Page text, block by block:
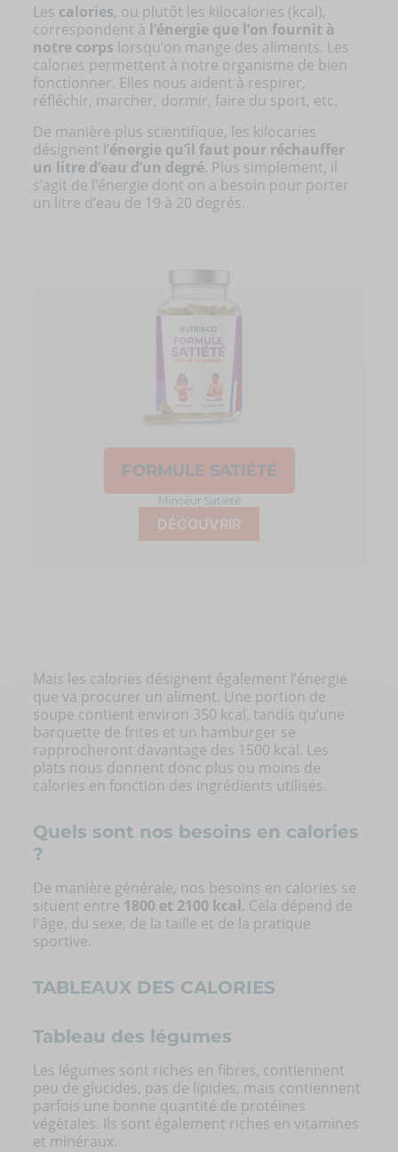
Les calories, ou plutôt les kilocalories (kcal),
correspondent à l’énergie que l’on fournit à
notre corps lorsqu’on mange des aliments. Les
calories permettent à notre organisme de bien
fonctionner. Elles nous aident à respirer,
réfléchir, marcher, dormir, faire du sport, etc.
De manière plus scientifique, les kilocaries
désignent l’énergie qu’il faut pour réchauffer
un litre d’eau d’un degré. Plus simplement, il
s’agit de l’énergie dont on a besoin pour porter
un litre d’eau de 19 à 20 degrés.
FORMULE SATIÉTÉ
Minceur Satiété
DÉCOUVRIR
Mais les calories désignent également l’énergie
que va procurer un aliment. Une portion de
soupe contient environ 350 kcal, tandis qu’une
barquette de frites et un hamburger se
rapprocheront davantage des 1500 kcal. Les
plats nous donnent donc plus ou moins de
calories en fonction des ingrédients utilisés.
Quels sont nos besoins en calories
?
De manière générale, nos besoins en calories se
situent entre 1800 et 2100 kcal. Cela dépend de
l'âge, du sexe, de la taille et de la pratique
sportive.
TABLEAUX DES CALORIES
Tableau des légumes
Les légumes sont riches en fibres, contiennent
peu de glucides, pas de lipides, mais contiennent
parfois une bonne quantité de protéines
végétales. Ils sont également riches en vitamines
et minéraux.